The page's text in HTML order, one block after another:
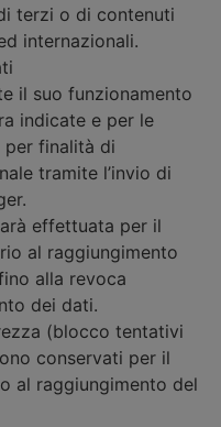
terzi o di contenuti
internazionali.
il suo funzionamento
indicate e per le
per finalità di
tramite l’invio di
effettuata per il
al raggiungimento
alla revoca
dei dati.
(blocco tentativi
conservati per il
al raggiungimento del